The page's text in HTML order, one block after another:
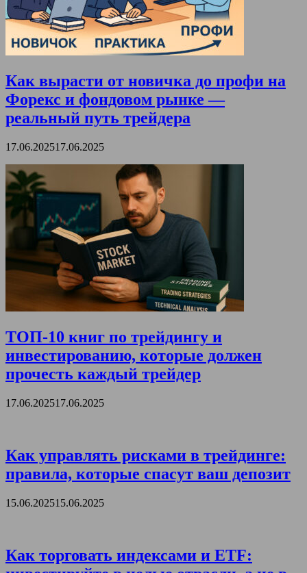
Как вырасти от новичка до профи на
Форекс и фондовом рынке —
реальный путь трейдера
17.06.202517.06.2025
ТОП-10 книг по трейдингу и
инвестированию, которые должен
прочесть каждый трейдер
17.06.202517.06.2025
Как управлять рисками в трейдинге:
правила, которые спасут ваш депозит
15.06.202515.06.2025
Как торговать индексами и ETF: